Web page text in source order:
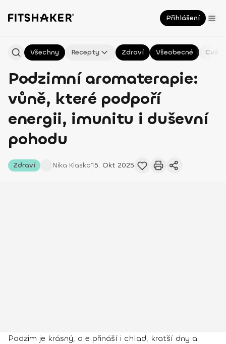
Přihlášení
Všechny Recepty Zdraví Všeobecné
Podzimní aromaterapie:
vůně, které podpoří
energii, imunitu i duševní
pohodu
Zdraví Nika Klasko15. Okt 2025
Podzim je krásný, ale přináší i chlad, kratší dny a